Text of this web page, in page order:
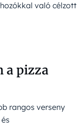
való célzott
a pizza
rangos verseny